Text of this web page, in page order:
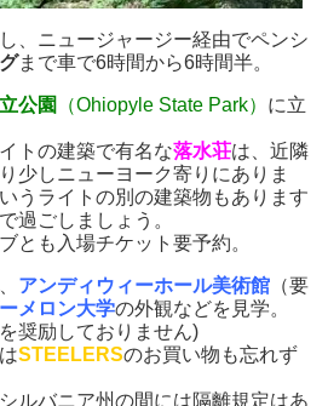
、ニュージャージー経由でペンシ
まで車で6時間から6時間半。
公園 （Ohiopyle State Park） に立
トの建築で有名な落水荘は、近隣
少しニューヨーク寄りにありま
うライトの別の建築物もあります
過ごしましょう。
とも入場チケット要予約。
アンディウィーホール美術館 （要
メロン大学の外観などを見学。
奨励しておりません)
STEELERSのお買い物も忘れず
ルバニア州の間には隔離規定はあ